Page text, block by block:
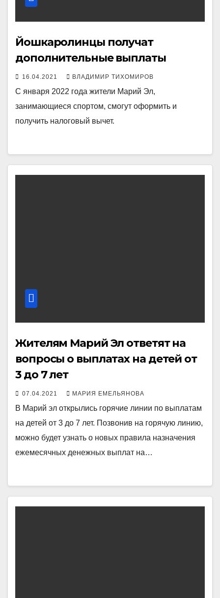
Йошкаролинцы получат
дополнительные выплаты
16.04.2021 ВЛАДИМИР ТИХОМИРОВ
С января 2022 года жители Марий Эл,
занимающиеся спортом, смогут оформить и
получить налоговый вычет.
Жителям Марий Эл ответят на
вопросы о выплатах на детей от
3 до 7 лет
07.04.2021 МАРИЯ ЕМЕЛЬЯНОВА
В Марий эл открылись горячие линии по выплатам
на детей от 3 до 7 лет. Позвонив на горячую линию,
можно будет узнать о новых правила назначения
ежемесячных денежных выплат на…